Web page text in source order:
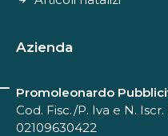
Azienda
Promoleonardo
Cod. Fisc./P. Iva e N.
02109630422